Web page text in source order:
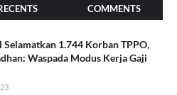
COMMENTS
1.744 Korban TPPO,
Waspada Modus Kerja Gaji